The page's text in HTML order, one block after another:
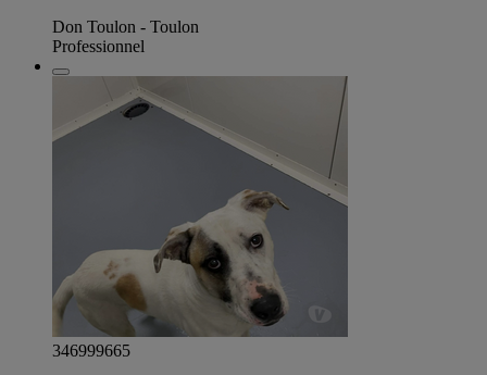
Don Toulon - Toulon
Professionnel
346999665